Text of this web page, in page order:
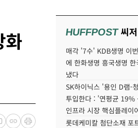
화
HUFFPOST씨
매각 '7수' KDB생명 이
에 한화생명 흥국생명
냈다
SK하이닉스 '용인 D램-
투입한다 : '연평균 19%
인프라 시장 핵심플레이
롯데케미칼 첨단소재 포